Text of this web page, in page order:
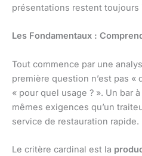
présentations restent toujours
Les Fondamentaux :
Tout commence par une
première question n’est pas «
« pour quel usage ? ». Un bar
mêmes exigences qu’un
service de restauration rapide.
Le critère cardinal est la